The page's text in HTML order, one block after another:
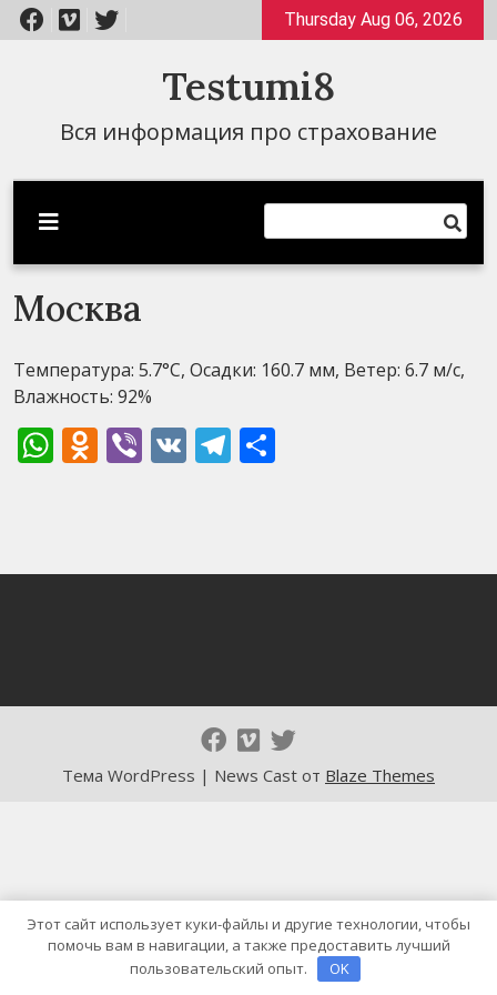
Перейти
к
Thursday Aug 06, 2026
Testumi8
Вся информация про страхование
Москва
Температура: 5.7°C, Осадки: 160.7 мм, Ветер: 6.7 м/с,
Влажность: 92%
WhatsApp
Odnoklassniki
Viber
VK Telegram
Тема WordPress | News Cast от Blaze Themes
Этот сайт использует куки-файлы и другие технологии, чтобы
помочь вам в навигации, а также предоставить лучший
пользовательский опыт.
OK